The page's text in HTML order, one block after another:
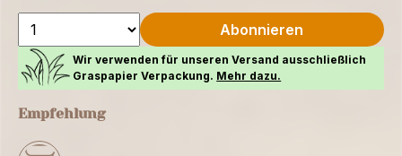
Abonnieren
Wir verwenden für unseren Versand ausschließlich
Graspapier Verpackung. Mehr dazu.
Empfehlung